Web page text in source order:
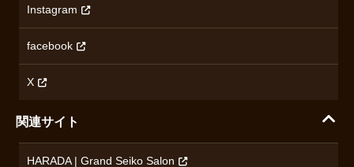
ロンジン
チューダー
ブランド一覧を見る
プライバシーポリシー
無断転載・商用利用について
コンテンツ制作ポリシーおよび生成AIの利用指針
Instagram
facebook
X
関連サイト
HARADA | Grand Seiko Salon